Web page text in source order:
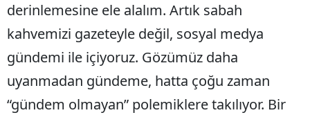
Diyarbakır
Edirne
Erzincan
derinlemesine ele alalım. Artık sabah
kahvemizi gazeteyle değil, sosyal medya
gündemi ile içiyoruz. Gözümüz daha
uyanmadan gündeme, hatta çoğu zaman
“gündem olmayan” polemiklere takılıyor. Bir